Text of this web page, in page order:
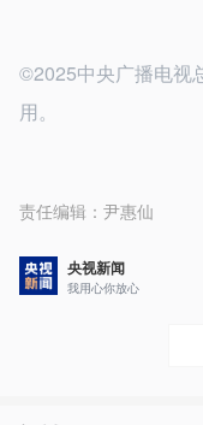
©2025中央广播电视
用。
责任编辑： 尹惠仙
央视新闻
我用心你放心